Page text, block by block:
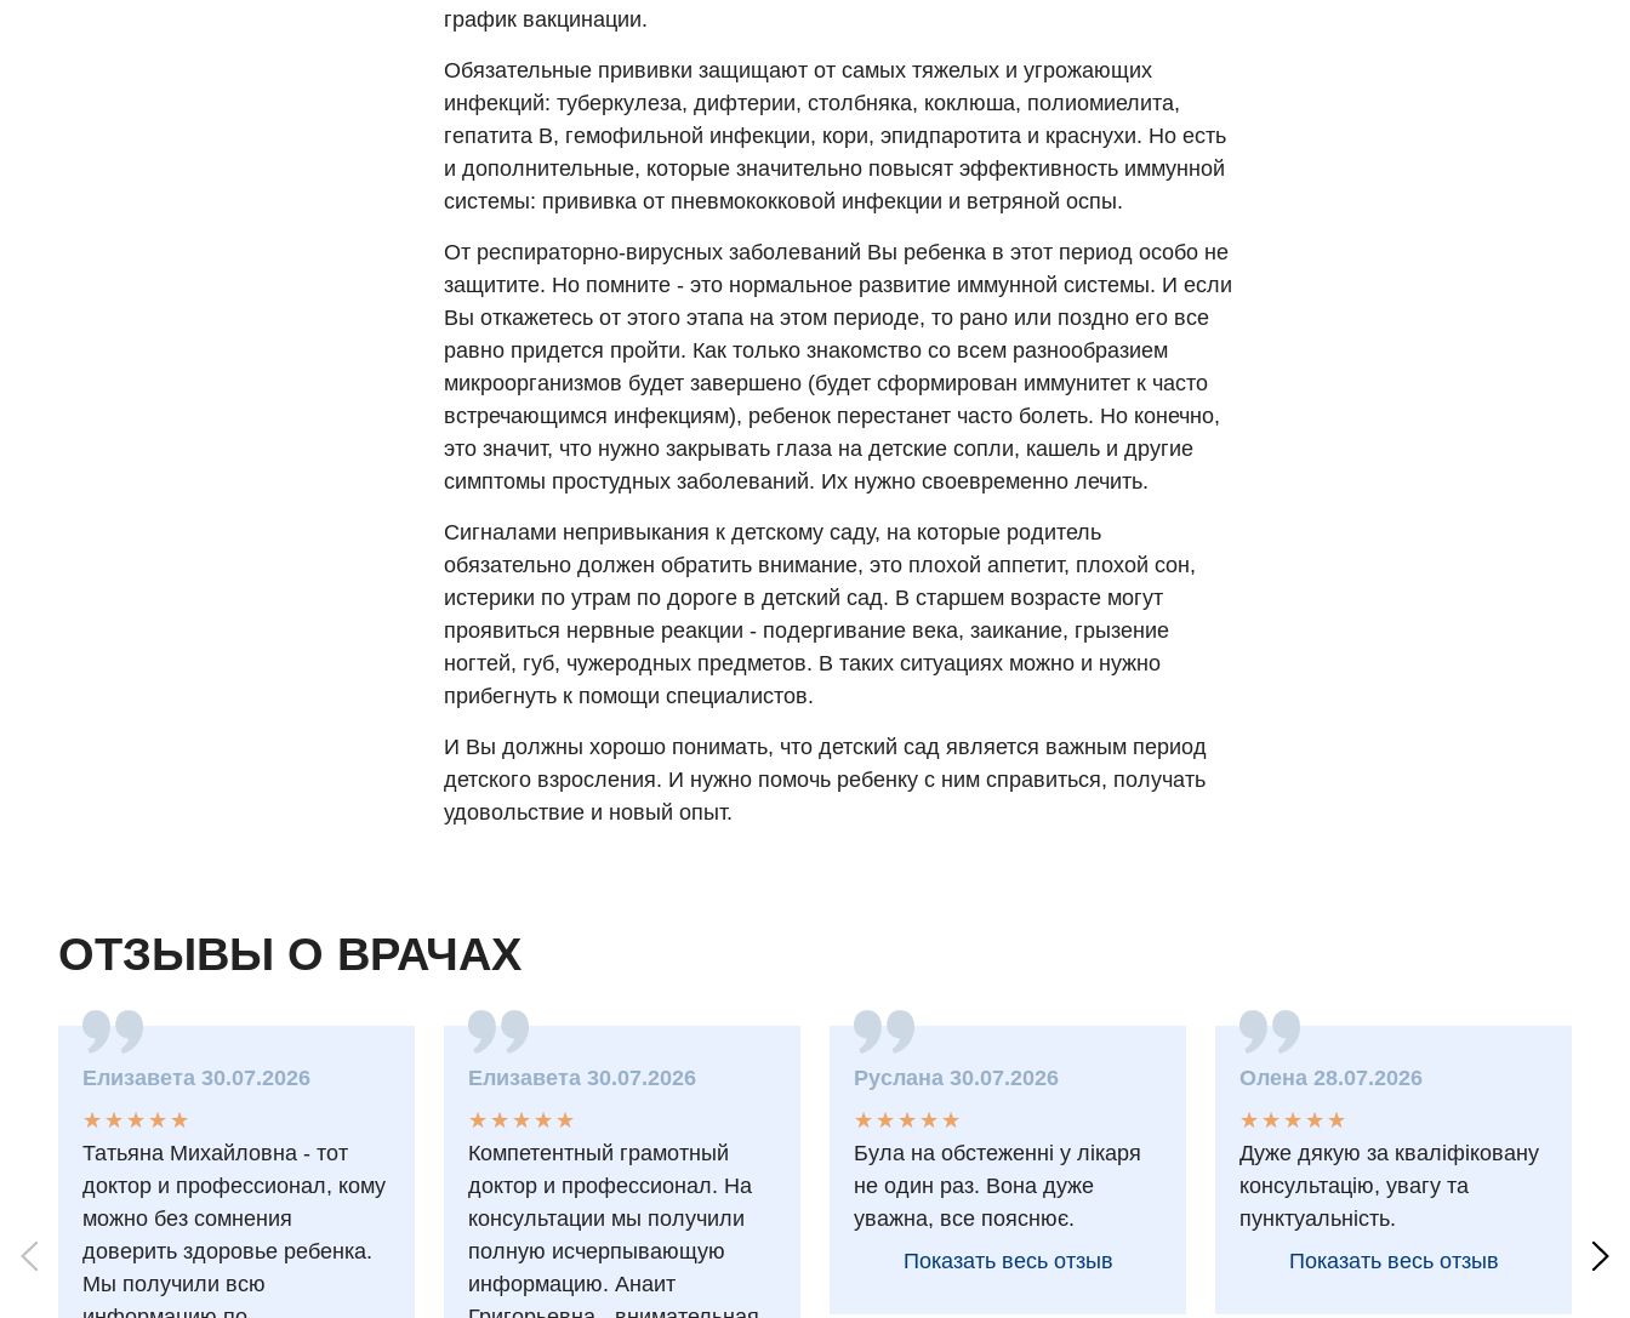
график вакцинации.
Обязательные прививки защищают от самых тяжелых и угрожающих
инфекций: туберкулеза, дифтерии, столбняка, коклюша, полиомиелита,
гепатита В, гемофильной инфекции, кори, эпидпаротита и краснухи. Но есть
и дополнительные, которые значительно повысят эффективность иммунной
системы: прививка от пневмококковой инфекции и ветряной оспы.
От респираторно-вирусных заболеваний Вы ребенка в этот период особо не
защитите. Но помните - это нормальное развитие иммунной системы. И если
Вы откажетесь от этого этапа на этом периоде, то рано или поздно его все
равно придется пройти. Как только знакомство со всем разнообразием
микроорганизмов будет завершено (будет сформирован иммунитет к часто
встречающимся инфекциям), ребенок перестанет часто болеть. Но конечно,
это значит, что нужно закрывать глаза на детские сопли, кашель и другие
симптомы простудных заболеваний. Их нужно своевременно лечить.
Сигналами непривыкания к детскому саду, на которые родитель
обязательно должен обратить внимание, это плохой аппетит, плохой сон,
истерики по утрам по дороге в детский сад. В старшем возрасте могут
проявиться нервные реакции - подергивание века, заикание, грызение
ногтей, губ, чужеродных предметов. В таких ситуациях можно и нужно
прибегнуть к помощи специалистов.
И Вы должны хорошо понимать, что детский сад является важным период
детского взросления. И нужно помочь ребенку с ним справиться, получать
удовольствие и новый опыт.
ОТЗЫВЫ О ВРАЧАХ
Елизавета 30.07.2026
★
★
★
★
★
★ ★ ★ ★ ★
Татьяна Михайловна - тот
доктор и профессионал, кому
можно без сомнения
доверить здоровье ребенка.
Мы получили всю
Елизавета 30.07.2026
★
★
★
★
★
★ ★ ★ ★ ★
Компетентный грамотный
доктор и профессионал. На
консультации мы получили
полную исчерпывающую
информацию. Анаит
Руслана 30.07.2026
★
★
★
★
★
★ ★ ★ ★ ★
Була на обстеженні у лікаря
не один раз. Вона дуже
уважна, все пояснює.
Показать весь отзыв
Олена 28.07.2026
★
★
★
★
★
★ ★ ★ ★ ★
Дуже дякую за кваліфіковану
консультацію, увагу та
пунктуальність.
Показать весь отзыв